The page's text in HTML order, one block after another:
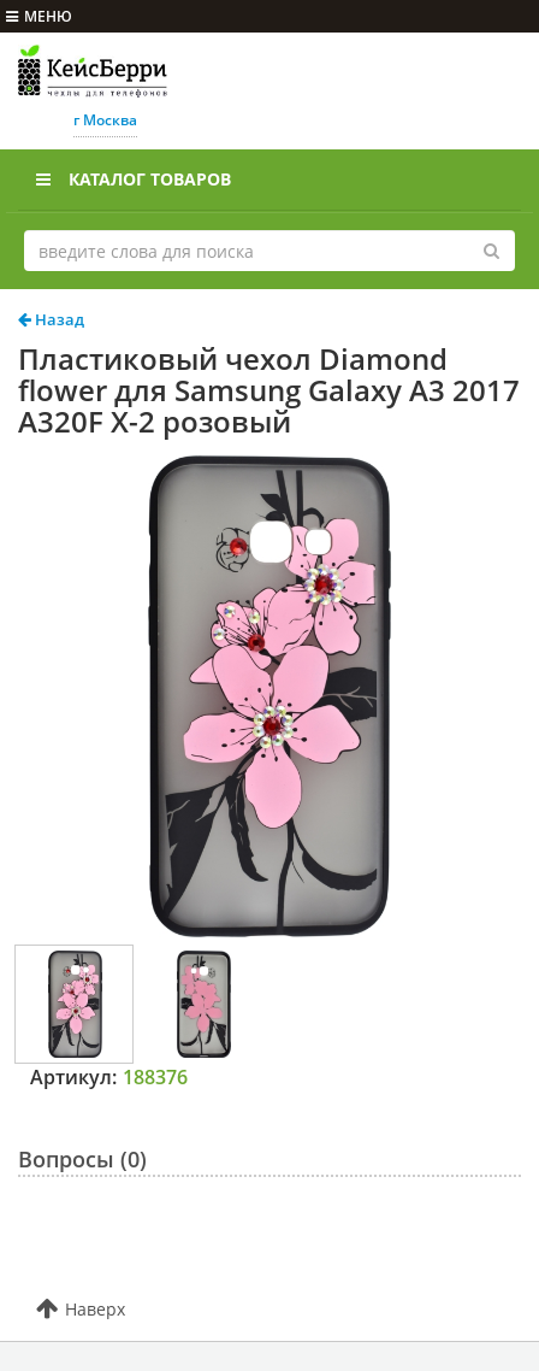
МЕНЮ
г Москва
КАТАЛОГ ТОВАРОВ
Назад
Пластиковый чехол Diamond
flower для Samsung Galaxy A3 2017
A320F Х-2 розовый
Артикул: 188376
Вопросы (0)
Наверх